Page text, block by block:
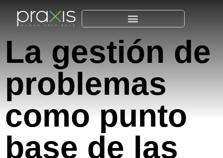
La gestión de
problemas
como punto
base de las